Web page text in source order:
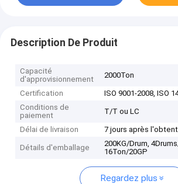
Description De Produit
Capacité
d'approvisionnement
2000Ton
Certification
ISO 9001-2008, ISO
Conditions de
paiement
T/T ou LC
Délai de livraison 7 jours après
Détails d'emballage
200KG/Drum,
16Ton/20GP
Regardez plus